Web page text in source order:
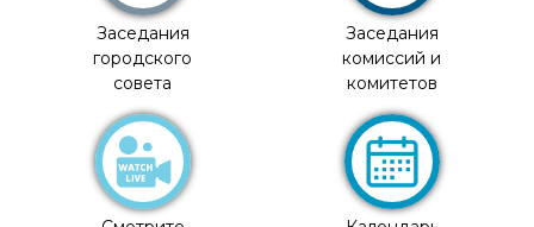
Заседания
городского
совета
Заседания
комиссий и
комитетов